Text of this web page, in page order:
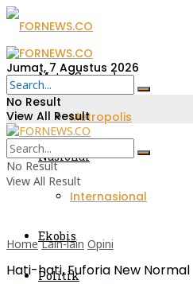
Metro Sumsel
Metropolis
Nasional
Internasional
Ekobis
Politik
Jumat, 7 Agustus 2026
No Result
View All Result
No Result
View All Result
Home Lain-lain Opini
Hati-hati, Euforia New Normal